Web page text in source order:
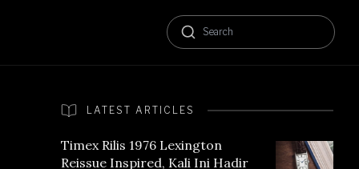
LATEST ARTICLES
Timex Rilis 1976 Lexington
Reissue Inspired, Kali Ini Hadir